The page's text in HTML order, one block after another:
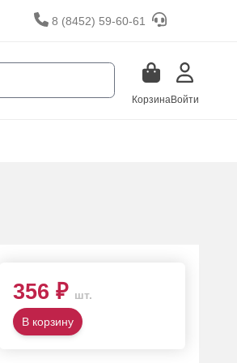
8 (8452) 59-60-61
КорзинаВойти
356 ₽ шт.
В корзину